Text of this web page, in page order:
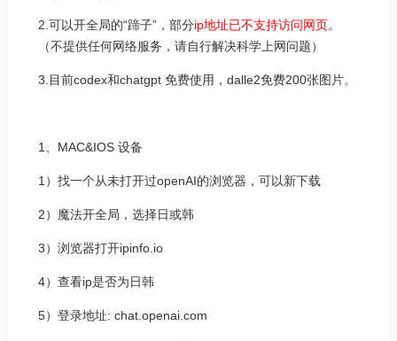
2.可以开全局的“蹄子”，部分ip地址已不支持访问网页。
（不提供任何网络服务，请自行解决科学上网问题）
3.目前codex和chatgpt 免费使用，dalle2免费200张图片。
1、MAC&IOS 设备
1）找一个从未打开过openAI的浏览器，可以新下载
2）魔法开全局，选择日或韩
3）浏览器打开ipinfo.io
4）查看ip是否为日韩
5）登录地址: chat.openai.com